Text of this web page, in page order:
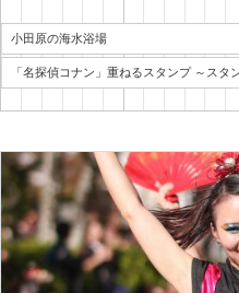
小田原の海水浴場
「名探偵コナン」重ねるスタンプ ～ス